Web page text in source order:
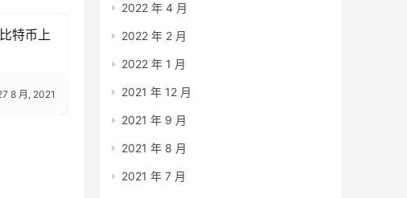
特币上
8 月, 2021
2022 年 4 月
2022 年 2 月
2022 年 1 月
2021 年 12 月
2021 年 9 月
2021 年 8 月
2021 年 7 月